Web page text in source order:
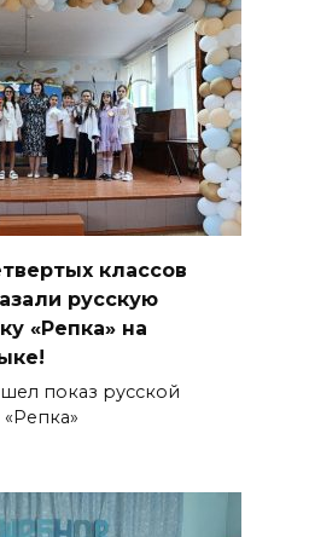
классов
русскую
«Репка» на
показ русской